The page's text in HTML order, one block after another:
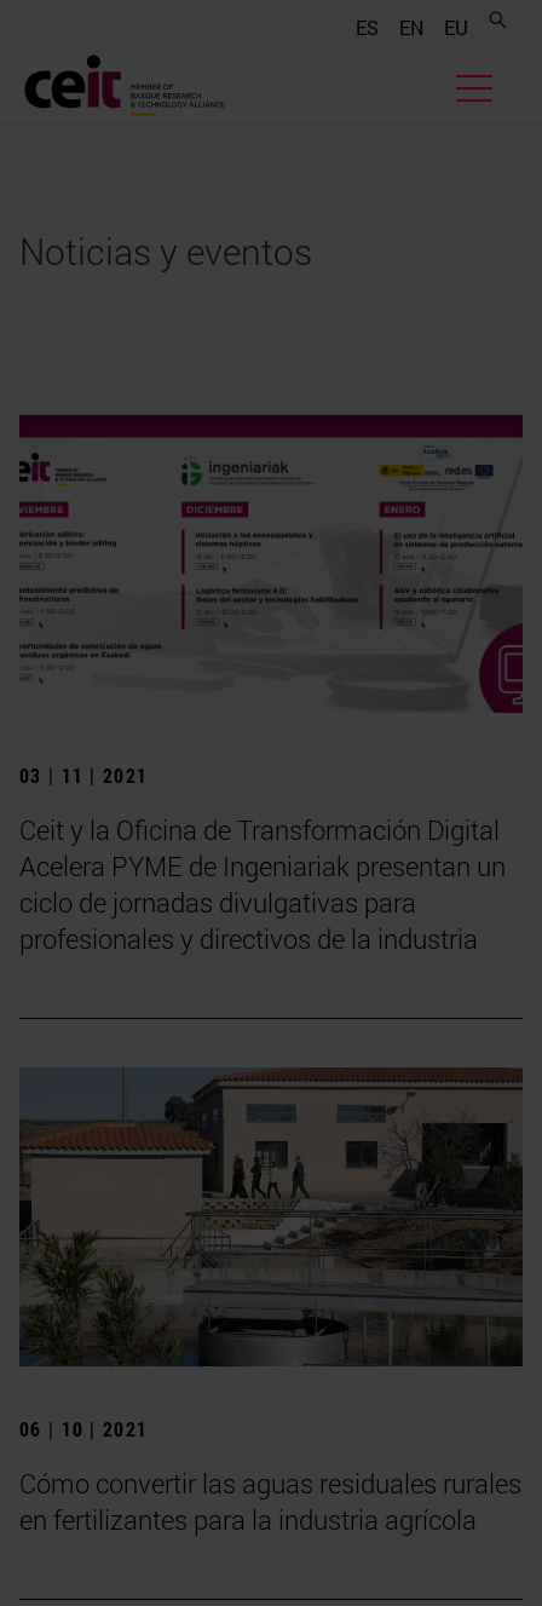
ES EN EU
Noticias y eventos
03 | 11 | 2021
Ceit y la Oficina de Transformación Digital
Acelera PYME de Ingeniariak presentan un
ciclo de jornadas divulgativas para
profesionales y directivos de la industria
06 | 10 | 2021
Cómo convertir las aguas residuales rurales
en fertilizantes para la industria agrícola